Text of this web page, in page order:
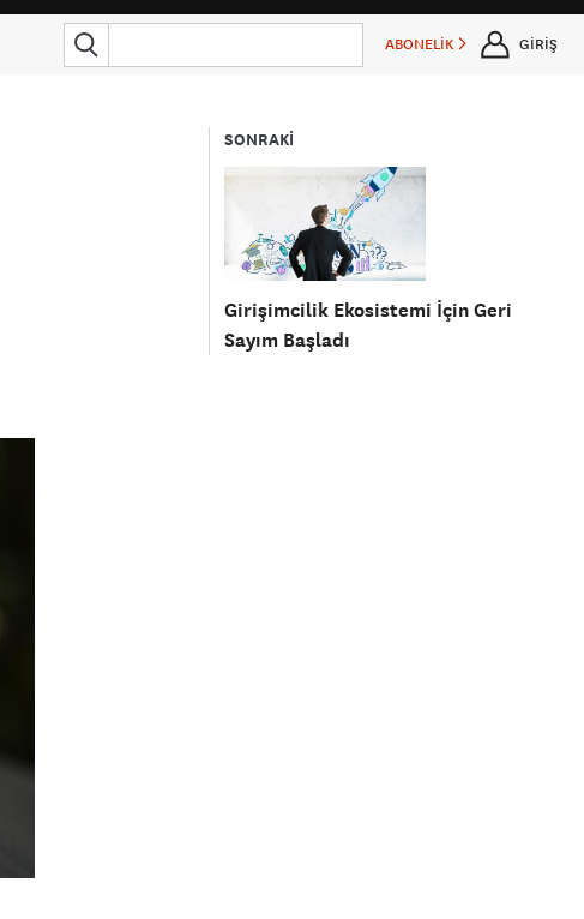
ABONELİK GİRİŞ
SONRAKİ
Girişimcilik Ekosistemi İçin Geri
Sayım Başladı